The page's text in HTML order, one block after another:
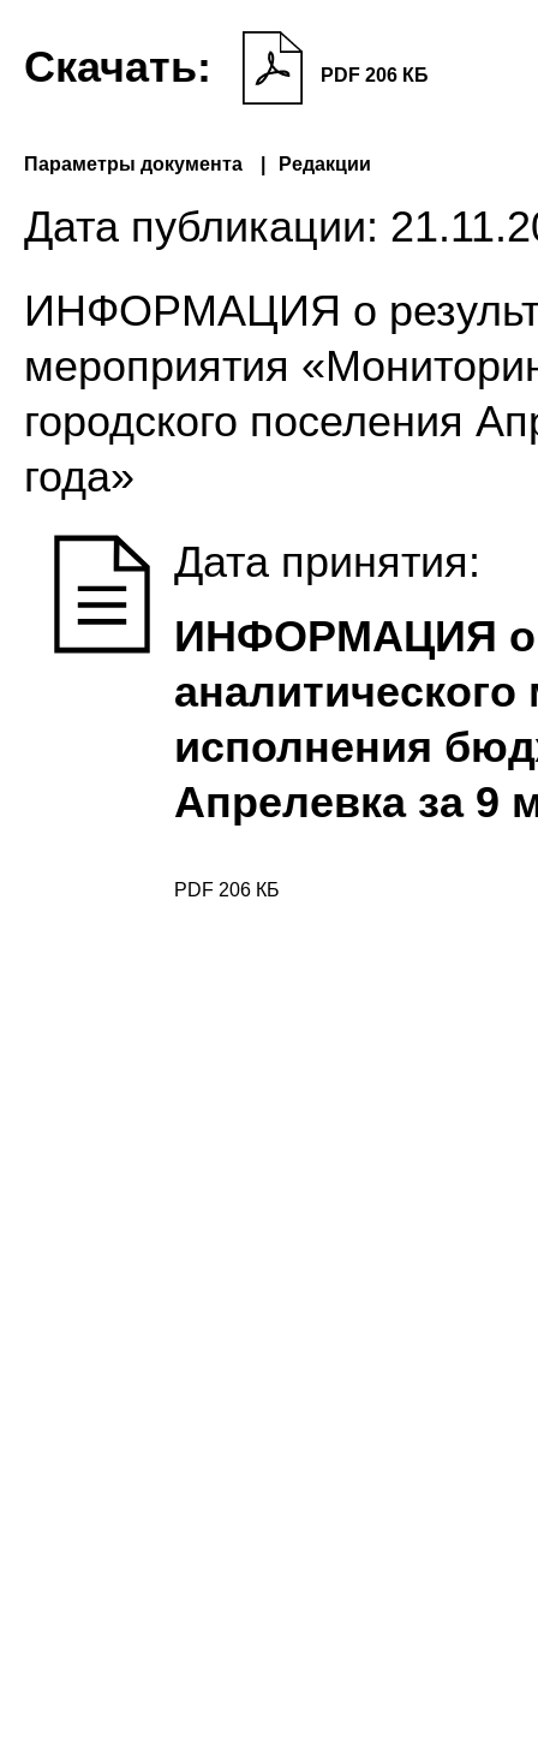
Скачать: PDF 206 КБ
Параметры документа Редакции
Дата публикации:
ИНФОРМАЦИЯ о
мероприятия
городского поселения
года»
Дата принятия:
ИНФОРМАЦИЯ о
исполнения
Апрелевка за 9
PDF 206 КБ